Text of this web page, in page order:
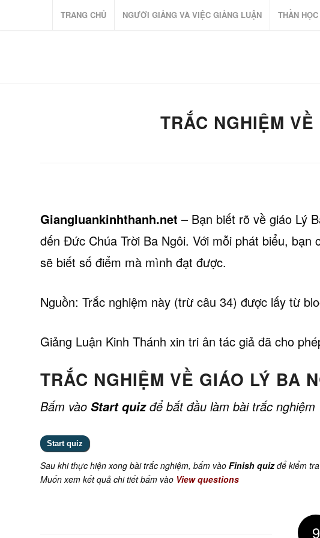
TRANG CHỦ NGƯỜI GIẢNG VÀ VIỆC GIẢNG LUẬN THẦN
TRẮC NGHIỆM VỀ
Giangluankinhthanh.net – Bạn biết rõ về giáo Lý
đến Đức Chúa Trời Ba Ngôi. Với mỗi phát biểu,
sẽ biết số điểm mà mình đạt được.
Nguồn: Trắc nghiệm này (trừ câu 34) được lấy từ
Giảng Luận Kinh Thánh xin tri ân tác giả đã cho
TRẮC NGHIỆM VỀ GIÁO LÝ BA
Bấm vào Start quizđể bắt đầu làm bài trắc nghiệm
Sau khi thực hiện xong bài trắc nghiệm, bấm vào Finish quiz để kiểm
Muốn xem kết quả chi tiết bấm vào View questions
9